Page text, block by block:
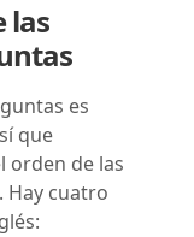
las
es
que
orden de las
Hay cuatro